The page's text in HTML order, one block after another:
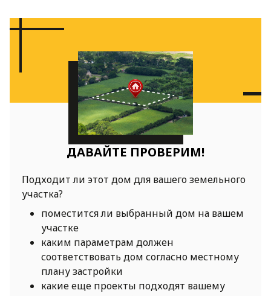
ДАВАЙТЕ ПРОВЕРИМ!
Подходит ли этот дом для вашего земельного
участка?
поместится ли выбранный дом на вашем
участке
каким параметрам должен
соответствовать дом согласно местному
плану застройки
какие еще проекты подходят вашему